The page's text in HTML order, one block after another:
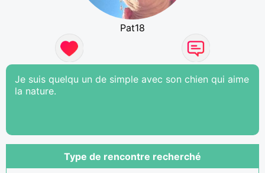
Pat18
Je suis quelqu un de simple avec son chien qui aime
la nature.
Type de rencontre recherché